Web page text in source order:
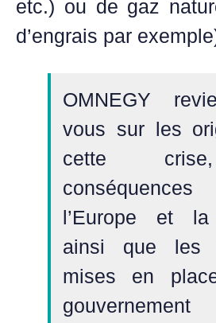
etc.) ou de gaz
d’engrais par
OMNEGY
vous sur les
cette
l’Europe et la
ainsi que les
mises en
gouvernement